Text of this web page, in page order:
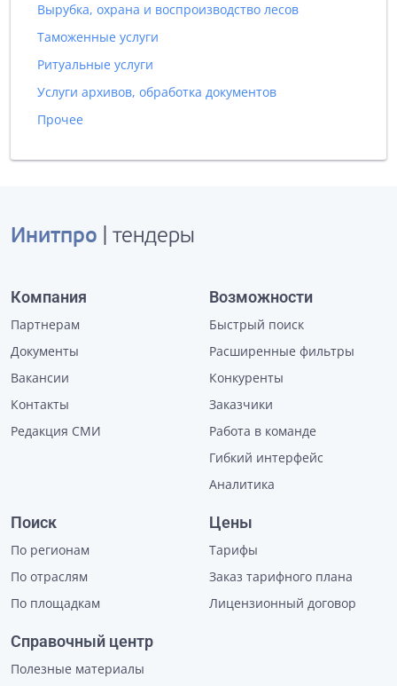
Вырубка, охрана и воспроизводство лесов
Таможенные услуги
Ритуальные услуги
Услуги архивов, обработка документов
Прочее
Инитпро | тендеры
Компания
Партнерам
Документы
Вакансии
Контакты
Редакция СМИ
Возможности
Быстрый поиск
Расширенные фильтры
Конкуренты
Заказчики
Работа в команде
Гибкий интерфейс
Аналитика
Поиск
По регионам
По отраслям
По площадкам
Цены
Тарифы
Заказ тарифного плана
Лицензионный договор
Справочный центр
Полезные материалы